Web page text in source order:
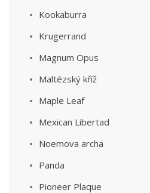
Kookaburra
Krugerrand
Magnum Opus
Maltézský kříž
Maple Leaf
Mexican Libertad
Noemova archa
Panda
Pioneer Plaque